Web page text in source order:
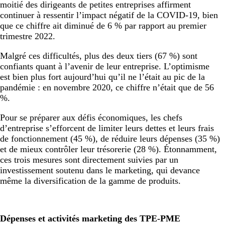
moitié des dirigeants de petites entreprises affirment
continuer à ressentir l’impact négatif de la COVID-19, bien
que ce chiffre ait diminué de 6 % par rapport au premier
trimestre 2022.
Malgré ces difficultés, plus des deux tiers (67 %) sont
confiants quant à l’avenir de leur entreprise. L’optimisme
est bien plus fort aujourd’hui qu’il ne l’était au pic de la
pandémie : en novembre 2020, ce chiffre n’était que de 56
%.
Pour se préparer aux défis économiques, les chefs
d’entreprise s’efforcent de limiter leurs dettes et leurs frais
de fonctionnement (45 %), de réduire leurs dépenses (35 %)
et de mieux contrôler leur trésorerie (28 %). Étonnamment,
ces trois mesures sont directement suivies par un
investissement soutenu dans le marketing, qui devance
même la diversification de la gamme de produits.
Dépenses et activités marketing des TPE-PME